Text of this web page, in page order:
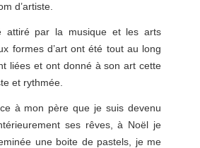
d’artiste.
attiré par la musique et les arts
formes d’art ont été tout au long
liées et ont donné à son art cette
et rythmée.
à mon père que je suis devenu
ses rêves, à Noël je
une boite de pastels, je me